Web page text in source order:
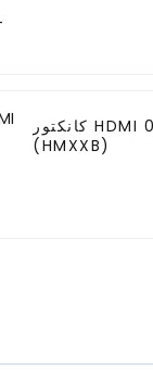
کانکتور HDMI 0.5 Pitch
(HMXXB)